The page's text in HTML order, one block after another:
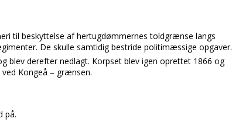
til beskyttelse af hertugdømmernes toldgrænse langs
De skulle samtidig bestride politimæssige opgaver.
derefter nedlagt. Korpset blev igen oprettet 1866 og
Kongeå – grænsen.
på.